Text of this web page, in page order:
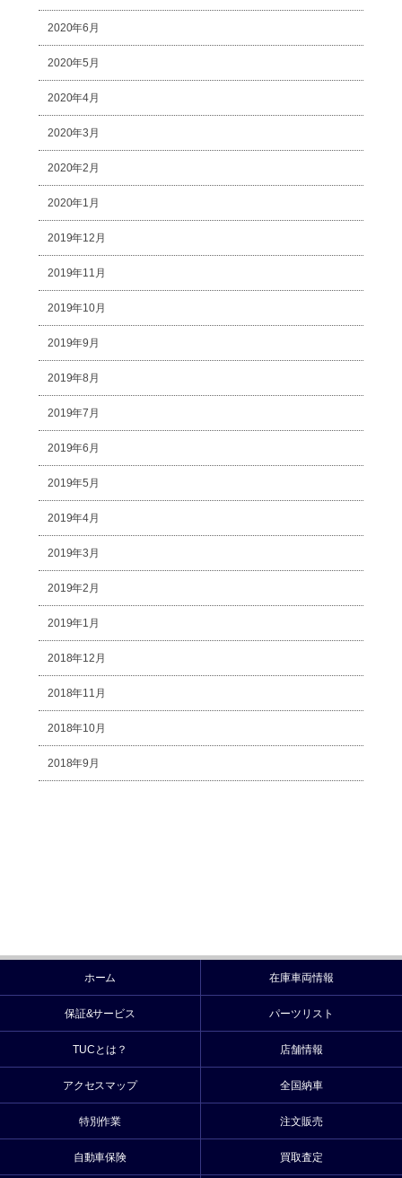
2020年6月
2020年5月
2020年4月
2020年3月
2020年2月
2020年1月
2019年12月
2019年11月
2019年10月
2019年9月
2019年8月
2019年7月
2019年6月
2019年5月
2019年4月
2019年3月
2019年2月
2019年1月
2018年12月
2018年11月
2018年10月
2018年9月
ホーム 在庫車両情報
保証&サービス パーツリスト
TUCとは？ 店舗情報
アクセスマップ 全国納車
特別作業 注文販売
自動車保険 買取査定